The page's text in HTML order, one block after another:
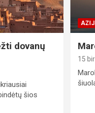
dovanų
šios
15